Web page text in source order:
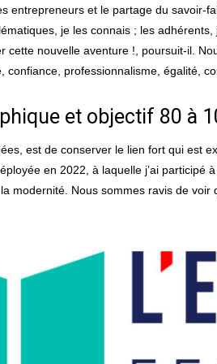
entrepreneurs et le partage du savoir-
je les connais ; les
cette nouvelle aventure !, poursuit-il.
professionnalisme, égalité,
et objectif 80 à
est de conserver le lien fort qui est
en 2022, à laquelle j’ai
modernité. Nous sommes ravis de